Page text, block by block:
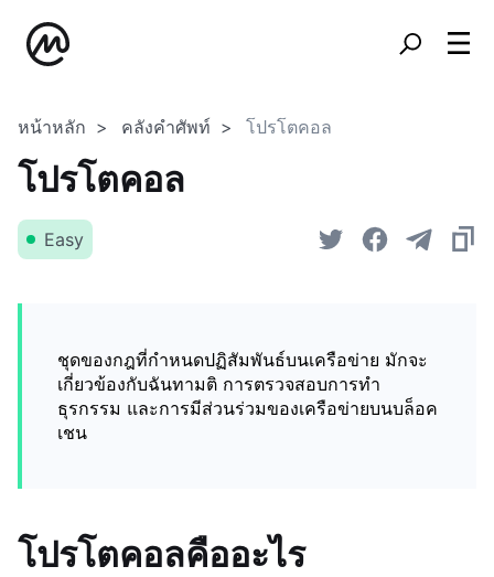
หน้าหลัก คลังคำศัพท์ โปรโตคอล
โปรโตคอล
Easy
ชุดของกฎที่กำหนดปฏิสัมพันธ์บนเครือข่าย มักจะ
เกี่ยวข้องกับฉันทามติ การตรวจสอบการทำ
ธุรกรรม และการมีส่วนร่วมของเครือข่ายบนบล็อค
เชน
โปรโตคอลคืออะไร